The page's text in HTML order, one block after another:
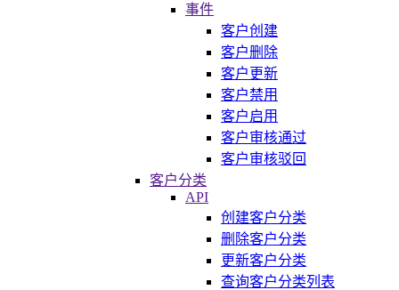
事件
客户创建
客户删除
客户更新
客户禁用
客户启用
客户审核通过
客户审核驳回
客户分类
API
创建客户分类
删除客户分类
更新客户分类
查询客户分类列表